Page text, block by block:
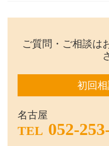
ご質問・ご相談は
初回相
名古屋
TEL 052-